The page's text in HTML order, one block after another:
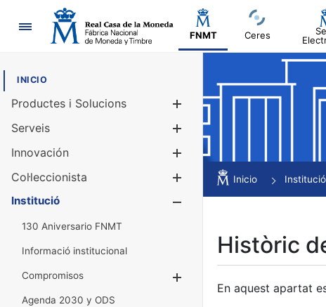
Navegació
FNMT Ceres
INICIO
Productes i Solucions
Mostra/Amaga
Serveis
Innovación
Col·leccionista
Mostra/Amaga
Institució
130 Aniversario FNMT
Informació institucional
Compromisos
Agenda 2030 y ODS
Inicio Institució
Històric
En aquest apartat